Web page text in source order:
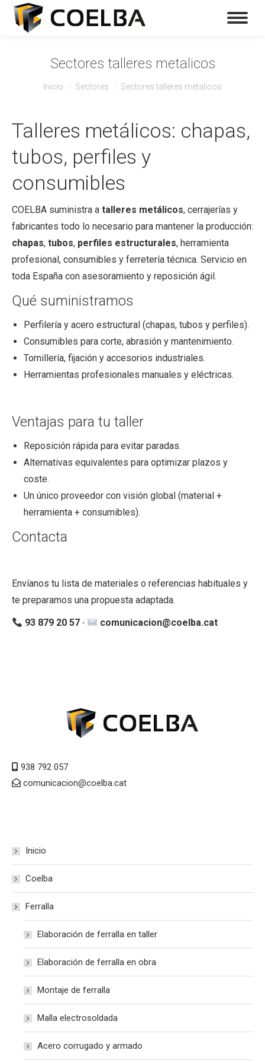
Sectores talleres metalicos
Estás aquí:
Inicio Sectores Sectores talleres metalicos
Talleres metálicos: chapas,
tubos, perfiles y
consumibles
COELBA suministra a talleres metálicos, cerrajerías y
fabricantes todo lo necesario para mantener la producción:
chapas, tubos, perfiles estructurales, herramienta
profesional, consumibles y ferretería técnica. Servicio en
toda España con asesoramiento y reposición ágil.
Qué suministramos
Perfilería y acero estructural (chapas, tubos y perfiles).
Consumibles para corte, abrasión y mantenimiento.
Tornillería, fijación y accesorios industriales.
Herramientas profesionales manuales y eléctricas.
Ventajas para tu taller
Reposición rápida para evitar paradas.
Alternativas equivalentes para optimizar plazos y
coste.
Un único proveedor con visión global (material +
herramienta + consumibles).
Contacta
Envíanos tu lista de materiales o referencias habituales y
te preparamos una propuesta adaptada.
93 879 20 57 ·
comunicacion@coelba.cat
938 792 057
comunicacion@coelba.cat
Inicio
Coelba
Ferralla
Elaboración de ferralla en taller
Elaboración de ferralla en obra
Montaje de ferralla
Malla electrosoldada
Acero corrugado y armado